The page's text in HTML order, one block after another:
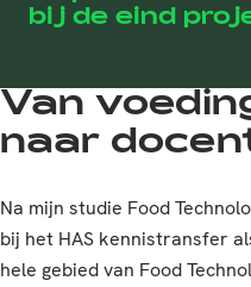
bij de eind
Van
naar
Na mijn studie Food
bij het HAS kennistransfer
hele gebied van Food